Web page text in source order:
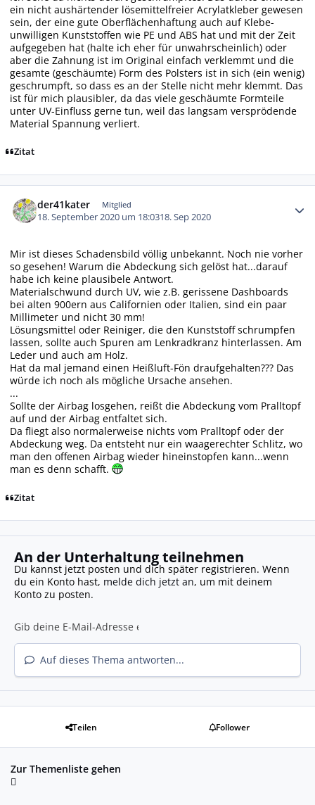
ein nicht aushärtender lösemittelfreier Acrylatkleber gewesen
sein, der eine gute Oberflächenhaftung auch auf Klebe-
unwilligen Kunststoffen wie PE und ABS hat und mit der Zeit
aufgegeben hat (halte ich eher für unwahrscheinlich) oder
aber die Zahnung ist im Original einfach verklemmt und die
gesamte (geschäumte) Form des Polsters ist in sich (ein wenig)
geschrumpft, so dass es an der Stelle nicht mehr klemmt. Das
ist für mich plausibler, da das viele geschäumte Formteile
unter UV-Einfluss gerne tun, weil das langsam versprödende
Material Spannung verliert.
Zitat
der41kater Mitglied
18. September 2020 um 18:0318. Sep 2020
Mir ist dieses Schadensbild völlig unbekannt. Noch nie vorher
so gesehen! Warum die Abdeckung sich gelöst hat...darauf
habe ich keine plausibele Antwort.
Materialschwund durch UV, wie z.B. gerissene Dashboards
bei alten 900ern aus Californien oder Italien, sind ein paar
Millimeter und nicht 30 mm!
Lösungsmittel oder Reiniger, die den Kunststoff schrumpfen
lassen, sollte auch Spuren am Lenkradkranz hinterlassen. Am
Leder und auch am Holz.
Hat da mal jemand einen Heißluft-Fön draufgehalten??? Das
würde ich noch als mögliche Ursache ansehen.
...
Sollte der Airbag losgehen, reißt die Abdeckung vom Pralltopf
auf und der Airbag entfaltet sich.
Da fliegt also normalerweise nichts vom Pralltopf oder der
Abdeckung weg. Da entsteht nur ein waagerechter Schlitz, wo
man den offenen Airbag wieder hineinstopfen kann...wenn
man es denn schafft.
Zitat
An der Unterhaltung teilnehmen
Du kannst jetzt posten und dich später registrieren. Wenn
du ein Konto hast, melde dich jetzt an, um mit deinem
Konto zu posten.
Auf dieses Thema antworten...
Teilen Follower
Zur Themenliste gehen